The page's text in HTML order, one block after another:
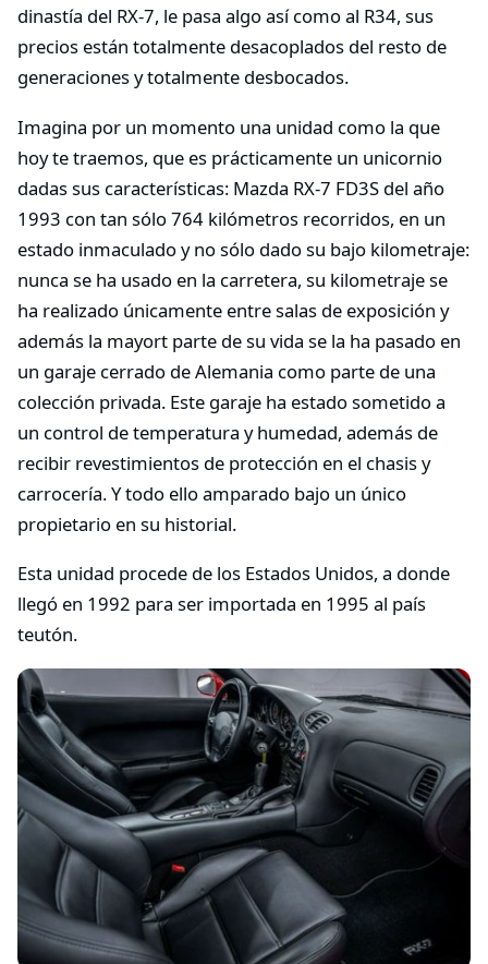
dinastía del RX-7, le pasa algo así como al R34, sus
precios están totalmente desacoplados del resto de
generaciones y totalmente desbocados.
Imagina por un momento una unidad como la que
hoy te traemos, que es prácticamente un unicornio
dadas sus características: Mazda RX-7 FD3S del año
1993 con tan sólo 764 kilómetros recorridos, en un
estado inmaculado y no sólo dado su bajo kilometraje:
nunca se ha usado en la carretera, su kilometraje se
ha realizado únicamente entre salas de exposición y
además la mayort parte de su vida se la ha pasado en
un garaje cerrado de Alemania como parte de una
colección privada. Este garaje ha estado sometido a
un control de temperatura y humedad, además de
recibir revestimientos de protección en el chasis y
carrocería. Y todo ello amparado bajo un único
propietario en su historial.
Esta unidad procede de los Estados Unidos, a donde
llegó en 1992 para ser importada en 1995 al país
teutón.